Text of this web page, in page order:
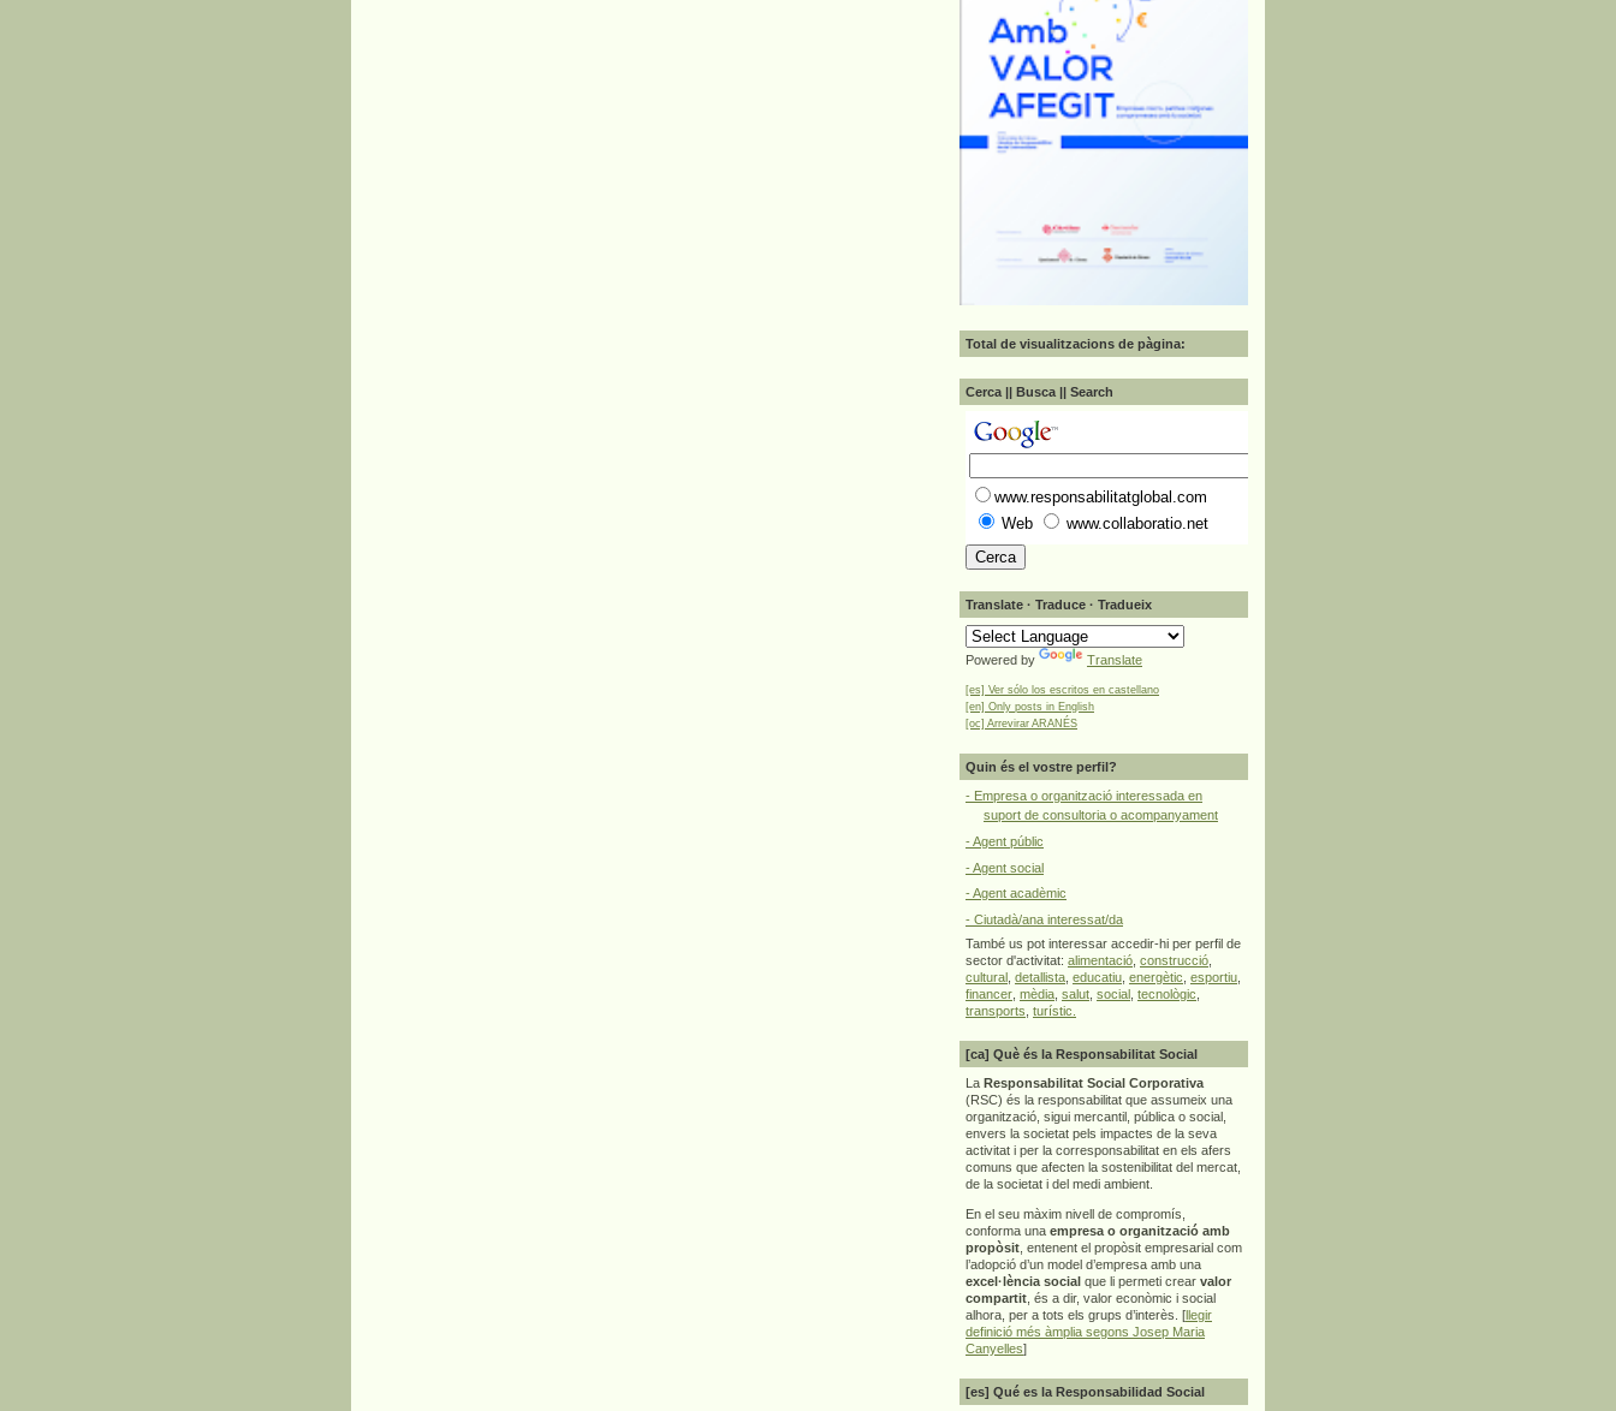
Total de visualitzacions de pàgina:
Cerca || Busca || Search
www.responsabilitatglobal.com
Web
www.collaboratio.net
Translate · Traduce · Tradueix
Powered by Translate
[es] Ver sólo los escritos en castellano
[en] Only posts in English
[oc] Arrevirar ARANÉS
Quin és el vostre perfil?
- Empresa o organització interessada en
suport de consultoria o acompanyament
- Agent públic
- Agent social
- Agent acadèmic
- Ciutadà/ana interessat/da
També us pot interessar accedir-hi per perfil de
sector d'activitat: alimentació construcció
cultural
detallista educatiu energètic esportiu
financer mèdia salut social tecnològic
transports turístic.
[ca] Què és la Responsabilitat Social
La Responsabilitat Social Corporativa
(RSC) és la responsabilitat que assumeix una
organització, sigui mercantil, pública o social,
envers la societat pels impactes de la seva
activitat i per la corresponsabilitat en els afers
comuns que afecten la sostenibilitat del mercat,
de la societat i del medi ambient.
En el seu màxim nivell de compromís,
conforma una empresa o organització amb
propòsit , entenent el propòsit empresarial com
l’adopció d’un model d’empresa amb una
excel·lència social que li permeti crear valor
compartit , és a dir, valor econòmic i social
alhora, per a tots els grups d’interès. [llegir
definició més àmplia segons Josep Maria
Canyelles]
[es] Qué es la Responsabilidad Social